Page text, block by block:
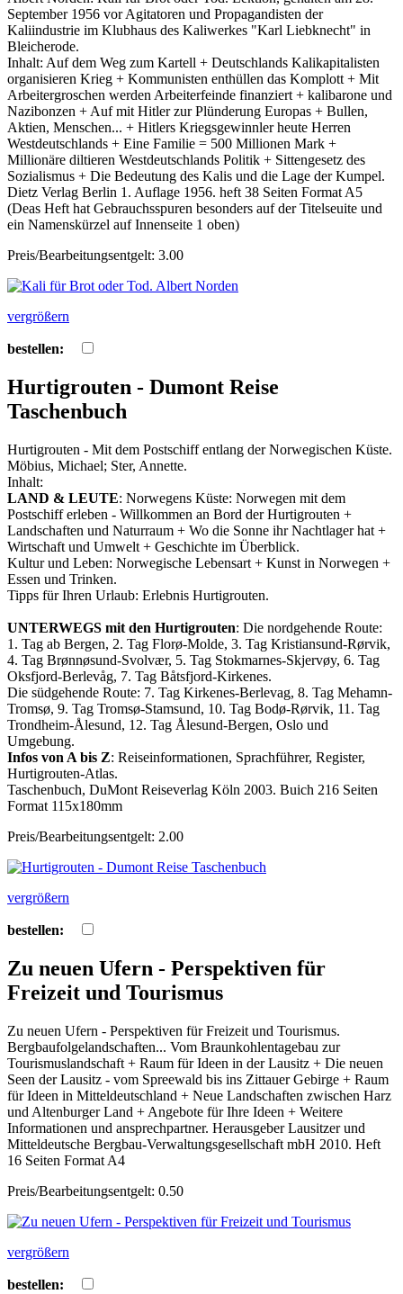
September 1956 vor Agitatoren und Propagandisten der
Kaliindustrie im Klubhaus des Kaliwerkes "Karl Liebknecht" in
Bleicherode.
Inhalt: Auf dem Weg zum Kartell + Deutschlands Kalikapitalisten
organisieren Krieg + Kommunisten enthüllen das Komplott + Mit
Arbeitergroschen werden Arbeiterfeinde finanziert + kalibarone und
Nazibonzen + Auf mit Hitler zur Plünderung Europas + Bullen,
Aktien, Menschen... + Hitlers Kriegsgewinnler heute Herren
Westdeutschlands + Eine Familie = 500 Millionen Mark +
Millionäre diltieren Westdeutschlands Politik + Sittengesetz des
Sozialismus + Die Bedeutung des Kalis und die Lage der Kumpel.
Dietz Verlag Berlin 1. Auflage 1956. heft 38 Seiten Format A5
(Deas Heft hat Gebrauchsspuren besonders auf der Titelseuite und
ein Namenskürzel auf Innenseite 1 oben)
Preis/Bearbeitungsentgelt: 3.00
vergrößern
bestellen:
Hurtigrouten - Dumont Reise
Taschenbuch
Hurtigrouten - Mit dem Postschiff entlang der Norwegischen Küste.
Möbius, Michael; Ster, Annette.
Inhalt:
LAND & LEUTE: Norwegens Küste: Norwegen mit dem
Postschiff erleben - Willkommen an Bord der Hurtigrouten +
Landschaften und Naturraum + Wo die Sonne ihr Nachtlager hat +
Wirtschaft und Umwelt + Geschichte im Überblick.
Kultur und Leben: Norwegische Lebensart + Kunst in Norwegen +
Essen und Trinken.
Tipps für Ihren Urlaub: Erlebnis Hurtigrouten.
UNTERWEGS mit den Hurtigrouten: Die nordgehende Route:
1. Tag ab Bergen, 2. Tag Florø-Molde, 3. Tag Kristiansund-Rørvik,
4. Tag Brønnøsund-Svolvær, 5. Tag Stokmarnes-Skjervøy, 6. Tag
Oksfjord-Berlevåg, 7. Tag Båtsfjord-Kirkenes.
Die südgehende Route: 7. Tag Kirkenes-Berlevag, 8. Tag Mehamn-
Tromsø, 9. Tag Tromsø-Stamsund, 10. Tag Bodø-Rørvik, 11. Tag
Trondheim-Ålesund, 12. Tag Ålesund-Bergen, Oslo und
Umgebung.
Infos von A bis Z: Reiseinformationen, Sprachführer, Register,
Hurtigrouten-Atlas.
Taschenbuch, DuMont Reiseverlag Köln 2003. Buich 216 Seiten
Format 115x180mm
Preis/Bearbeitungsentgelt: 2.00
vergrößern
bestellen:
Zu neuen Ufern - Perspektiven für
Freizeit und Tourismus
Zu neuen Ufern - Perspektiven für Freizeit und Tourismus.
Bergbaufolgelandschaften... Vom Braunkohlentagebau zur
Tourismuslandschaft + Raum für Ideen in der Lausitz + Die neuen
Seen der Lausitz - vom Spreewald bis ins Zittauer Gebirge + Raum
für Ideen in Mitteldeutschland + Neue Landschaften zwischen Harz
und Altenburger Land + Angebote für Ihre Ideen + Weitere
Informationen und ansprechpartner. Herausgeber Lausitzer und
Mitteldeutsche Bergbau-Verwaltungsgesellschaft mbH 2010. Heft
16 Seiten Format A4
Preis/Bearbeitungsentgelt: 0.50
vergrößern
bestellen: